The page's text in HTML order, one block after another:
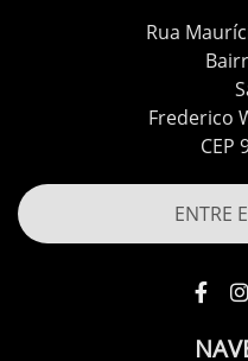
Rua
Frederico
CEP
ENTRE